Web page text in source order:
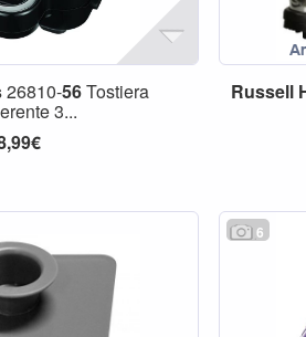
26810-56Tostiera
3...
Russell
6